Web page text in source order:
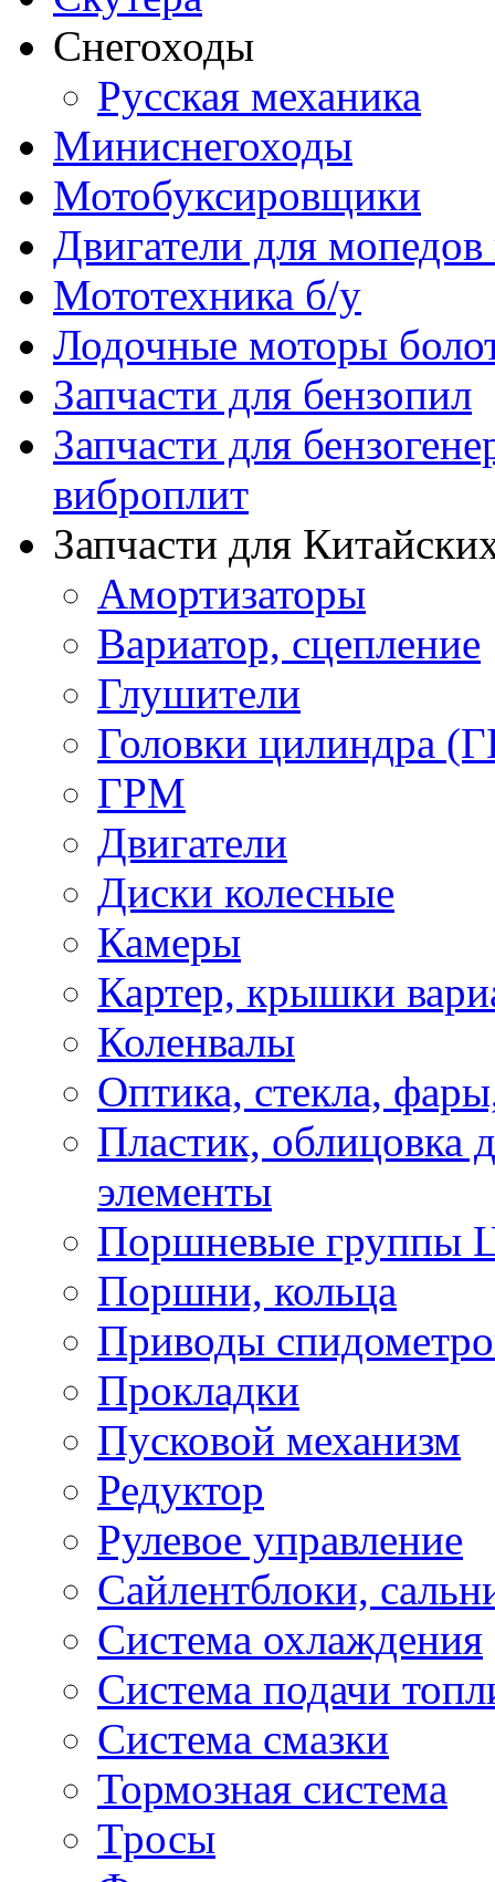
Снегоходы
Русская механика
Миниснегоходы
Мотобуксировщики
Двигатели для
Мототехника б/у
Лодочные моторы
Запчасти для бензопил
Запчасти для
виброплит
Запчасти для
Амортизаторы
Вариатор, сцепление
Глушители
Головки цилиндра
ГРМ
Двигатели
Диски колесные
Камеры
Картер, крышки
Коленвалы
Оптика, стекла,
Пластик, облицовка
элементы
Поршневые группы
Поршни, кольца
Приводы
Прокладки
Пусковой механизм
Редуктор
Рулевое управление
Сайлентблоки,
Система охлаждения
Система подачи
Система смазки
Тормозная система
Тросы